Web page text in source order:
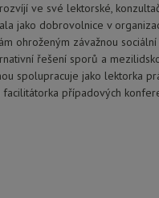
ve své lektorské,
jako dobrovolnice v
ohroženým závažnou sociální
řešení sporů a
spolupracuje jako lektorka
facilitátorka případových